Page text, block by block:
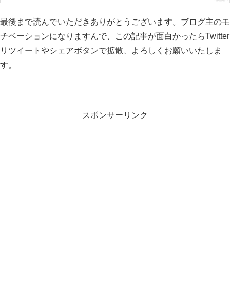
最後まで読んでいただきありがとうございます。ブログ主のモ
チベーションになりますんで、この記事が面白かったらTwitter
リツイートやシェアボタンで拡散、よろしくお願いいたしま
す。
スポンサーリンク